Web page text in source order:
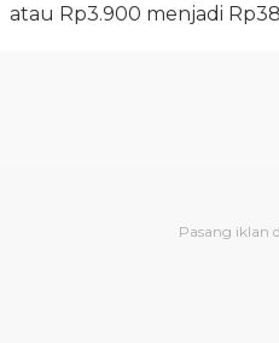
atau Rp3.900 menjadi